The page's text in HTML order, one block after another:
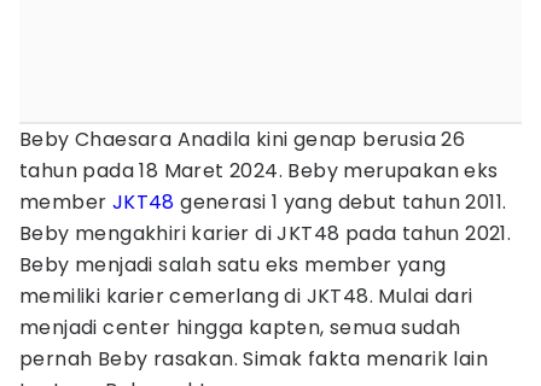
Beby Chaesara Anadila kini genap berusia 26
tahun pada 18 Maret 2024. Beby merupakan eks
member JKT48 generasi 1 yang debut tahun 2011.
Beby mengakhiri karier di JKT48 pada tahun 2021.
Beby menjadi salah satu eks member yang
memiliki karier cemerlang di JKT48. Mulai dari
menjadi center hingga kapten, semua sudah
pernah Beby rasakan. Simak fakta menarik lain